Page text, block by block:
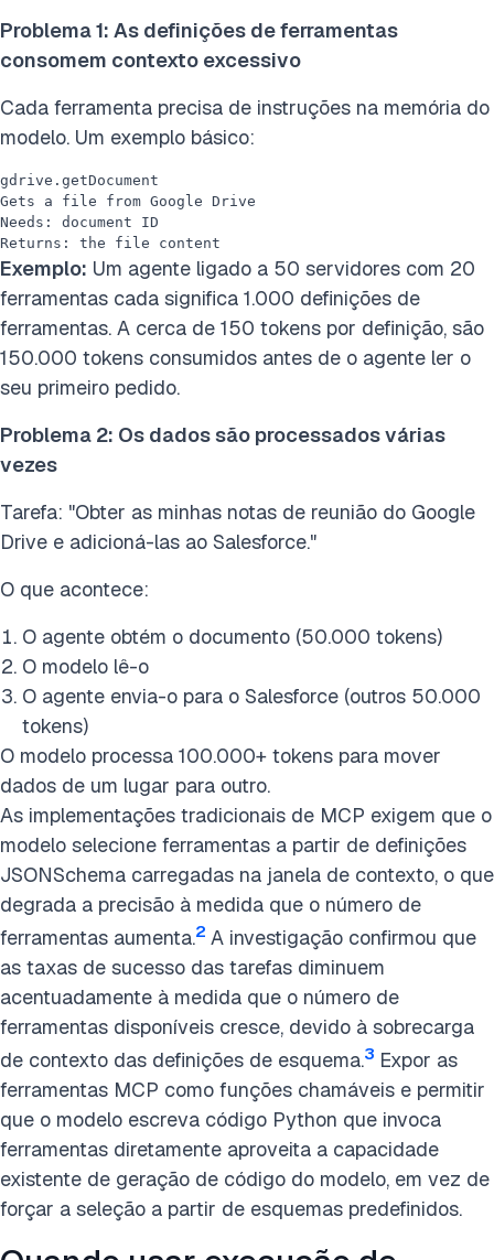
Problema 1: As definições de ferramentas
consomem contexto excessivo
Cada ferramenta precisa de instruções na memória do
modelo. Um exemplo básico:
gdrive.getDocument
Gets a file from Google Drive
Needs: document ID
Returns: the file content
Exemplo: Um agente ligado a 50 servidores com 20
ferramentas cada significa 1.000 definições de
ferramentas. A cerca de 150 tokens por definição, são
150.000 tokens consumidos antes de o agente ler o
seu primeiro pedido.
Problema 2: Os dados são processados várias
vezes
Tarefa: "Obter as minhas notas de reunião do Google
Drive e adicioná-las ao Salesforce."
O que acontece:
O agente obtém o documento (50.000 tokens)
O modelo lê-o
O agente envia-o para o Salesforce (outros 50.000
tokens)
O modelo processa 100.000+ tokens para mover
dados de um lugar para outro.
As implementações tradicionais de MCP exigem que o
modelo selecione ferramentas a partir de definições
JSONSchema carregadas na janela de contexto, o que
degrada a precisão à medida que o número de
ferramentas aumenta.2 A investigação confirmou que
as taxas de sucesso das tarefas diminuem
acentuadamente à medida que o número de
ferramentas disponíveis cresce, devido à sobrecarga
de contexto das definições de esquema.3 Expor as
ferramentas MCP como funções chamáveis e permitir
que o modelo escreva código Python que invoca
ferramentas diretamente aproveita a capacidade
existente de geração de código do modelo, em vez de
forçar a seleção a partir de esquemas predefinidos.